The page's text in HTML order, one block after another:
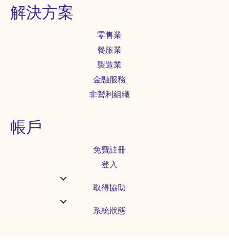
解決方案
零售業
餐旅業
製造業
金融服務
非營利組織
帳戶
免費註冊
登入
取得協助
系統狀態